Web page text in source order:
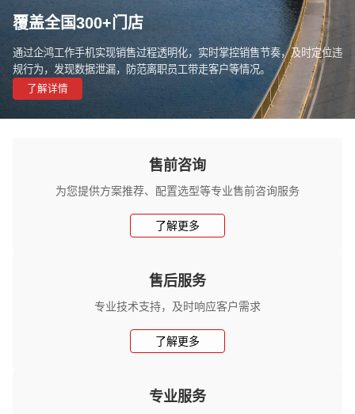
覆盖全国300+门店
通过企鸿工作手机实现销售过程透明化，实时掌控销售节奏，及时定位违
规行为，发现数据泄漏，防范离职员工带走客户等情况。
了解详情
售前咨询
为您提供方案推荐、配置选型等专业售前咨询服务
了解更多
售后服务
专业技术支持，及时响应客户需求
了解更多
专业服务